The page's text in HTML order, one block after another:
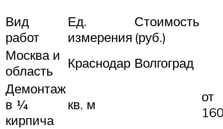
Вид
работ
Ед.
измерения
Стоимость
(руб.)
Москва и
область
Краснодар Волгоград
Демонтаж
в ¼
кирпича
кв. м
от